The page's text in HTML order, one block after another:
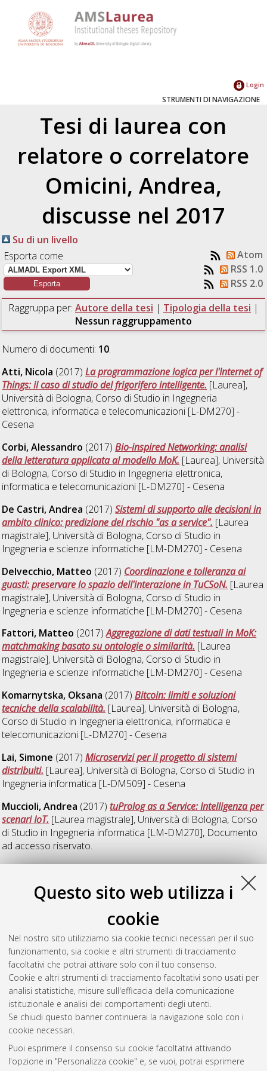
Questo sito web utilizza i
cookie
Nel nostro sito utilizziamo sia cookie tecnici necessari per il suo
funzionamento, sia cookie e altri strumenti di tracciamento
facoltativi che potrai attivare solo con il tuo consenso.
Cookie e altri strumenti di tracciamento facoltativi sono usati per
analisi statistiche, misure sull'efficacia della comunicazione
istituzionale e analisi dei comportamenti degli utenti.
Se chiudi questo banner continuerai la navigazione solo con i
cookie necessari.
Puoi esprimere il consenso sui cookie facoltativi attivando
l'opzione in "Personalizza cookie" e, se vuoi, potrai esprimere
Login
STRUMENTI DI NAVIGAZIONE
Tesi di laurea con
relatore o correlatore
Omicini, Andrea,
discusse nel 2017
Su di un livello
Esporta come
Atom
RSS 1.0
RSS 2.0
Raggruppa per: Autore della tesi | Tipologia della tesi |
Nessun raggruppamento
Numero di documenti: 10.
Atti, Nicola (2017)La programmazione logica per l'Internet of
Things: il caso di studio del frigorifero intelligente. [Laurea],
Università di Bologna, Corso di Studio in Ingegneria
elettronica, informatica e telecomunicazioni [L-DM270] -
Cesena
Corbi, Alessandro (2017)Bio-inspired Networking: analisi
della letteratura applicata al modello MoK. [Laurea], Università
di Bologna, Corso di Studio in Ingegneria elettronica,
informatica e telecomunicazioni [L-DM270] - Cesena
De Castri, Andrea (2017)Sistemi di supporto alle decisioni in
ambito clinico: predizione del rischio "as a service". [Laurea
magistrale], Università di Bologna, Corso di Studio in
Ingegneria e scienze informatiche [LM-DM270] - Cesena
Delvecchio, Matteo (2017) Coordinazione e tolleranza ai
guasti: preservare lo spazio dell'interazione in TuCSoN. [Laurea
magistrale], Università di Bologna, Corso di Studio in
Ingegneria e scienze informatiche [LM-DM270] - Cesena
Fattori, Matteo (2017)Aggregazione di dati testuali in MoK:
matchmaking basato su ontologie o similarità. [Laurea
magistrale], Università di Bologna, Corso di Studio in
Ingegneria e scienze informatiche [LM-DM270] - Cesena
Komarnytska, Oksana (2017)Bitcoin: limiti e soluzioni
tecniche della scalabilità. [Laurea], Università di Bologna,
Corso di Studio in Ingegneria elettronica, informatica e
telecomunicazioni [L-DM270] - Cesena
Lai, Simone (2017)Microservizi per il progetto di sistemi
distribuiti. [Laurea], Università di Bologna, Corso di Studio in
Ingegneria informatica [L-DM509] - Cesena
Muccioli, Andrea (2017)tuProlog as a Service: Intelligenza per
scenari IoT. [Laurea magistrale], Università di Bologna, Corso
di Studio in Ingegneria informatica [LM-DM270], Documento
ad accesso riservato.
Sita, Alberto(2017)Agenti, programmazione logica e sistemi
[Laurea magistrale],
Università di Bologna, Corso di Studio inIngegneria
Internet Un'analisi sul protocollo SSL/TLS.[Laurea], Università
di Bologna, Corso di Studio inIngegneria e scienze
informatiche [L-DM270] - Cesena
Questa lista e' stata generata ilWed Aug 5 10:27:53 2026
CEST
Atom
Rss 1.0